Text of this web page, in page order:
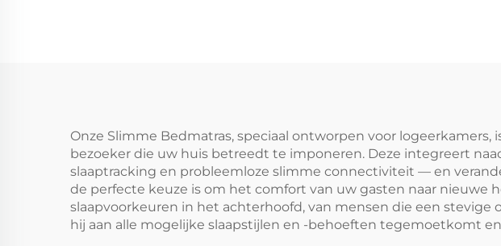
Onze Slimme Bedmatras, speciaal ontworpen voor
bezoeker die uw huis betreedt te imponeren. Deze integreert
slaaptracking en probleemloze slimme connectiviteit — en
de perfecte keuze is om het comfort van uw gasten naar
slaapvoorkeuren in het achterhoofd, van mensen die een
hij aan alle mogelijke slaapstijlen en -behoeften tegemoetkomt